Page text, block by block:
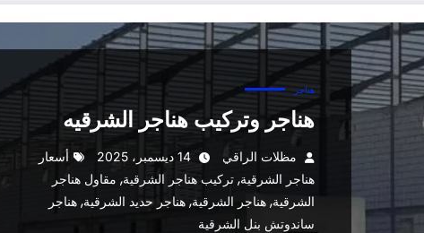
هناجر
هناجر وتركيب هناجر الشرقيه
مظلات الراقي 14 ديسمبر، 2025
أسعار
هناجر الشرقية, تركيب هناجر الشرقية, مقاول هناجر
الشرقية, هناجر الشرقية, هناجر حديد الشرقية, هناجر
ساندوتش بنل الشرقية